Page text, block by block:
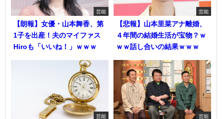
芸能
【朗報】女優・山本舞香、第
1子を出産！夫のマイファス
Hiroも「いいね！」ｗｗｗ
芸能
【悲報】山本里菜アナ離婚、
４年間の結婚生活が宝物？ｗ
ｗｗ話し合いの結果ｗｗｗ
芸能 芸能